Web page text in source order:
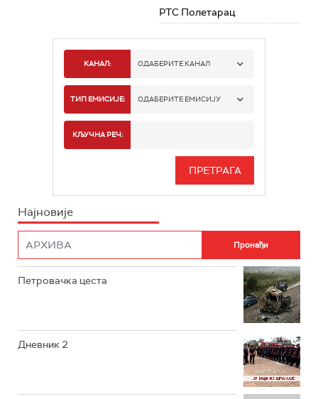
РТС Полетарац
КАНАЛ: ОДАБЕРИТЕ КАНАЛ
РТС 1
РТС 3
ТИП ЕМИСИЈЕ: ОДАБЕРИТЕ ЕМИСИЈУ
ИНФО
КЉУЧНА РЕЧ:
Најновије
Петровачка цеста
Дневник 2